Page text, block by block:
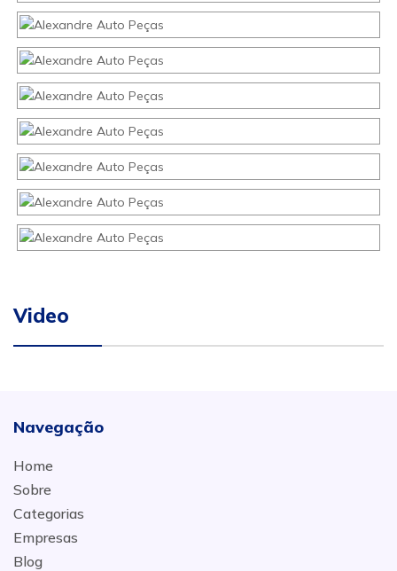
Video
Navegação
Home
Sobre
Categorias
Empresas
Blog